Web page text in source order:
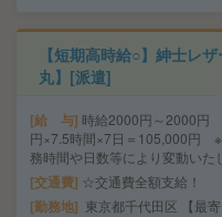
【短期高時給○】紳士レ
丸】[派遣]
給 与 時給2000円～2000円
円×7.5時間×7日＝105,000円
務時間や日数等により変動いた
交通費 ☆交通費全額支給！
勤務地 東京都千代田区 【最